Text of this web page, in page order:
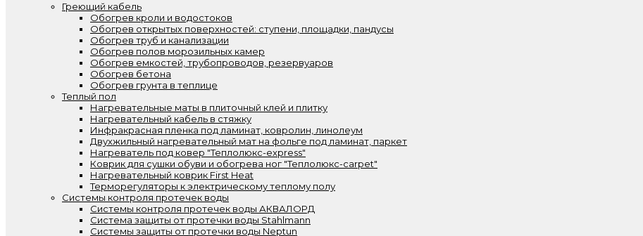
Греющий кабель
Обогрев кроли и водостоков
Обогрев открытых поверхностей: ступени, площадки, пандусы
Обогрев труб и канализации
Обогрев полов морозильных камер
Обогрев емкостей, трубопроводов, резервуаров
Обогрев бетона
Обогрев грунта в теплице
Теплый пол
Нагревательные маты в плиточный клей и плитку
Нагревательный кабель в стяжку
Инфракрасная пленка под ламинат, ковролин, линолеум
Двухжильный нагревательный мат на фольге под ламинат, паркет
Нагреватель под ковер "Теплолюкс-express"
Коврик для сушки обуви и обогрева ног "Теплолюкс-carpet"
Нагревательный коврик First Heat
Терморегуляторы к электрическому теплому полу
Системы контроля протечек воды
Системы контроля протечек воды АКВАЛОРД
Система защиты от протечки воды Stahlmann
Системы защиты от протечки воды Neptun